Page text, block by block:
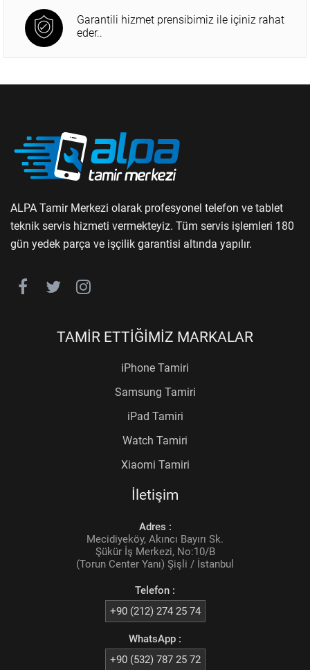
Garantili hizmet prensibimiz ile içiniz rahat
eder..
ALPA Tamir Merkezi olarak profesyonel telefon ve tablet
teknik servis hizmeti vermekteyiz. Tüm servis işlemleri 180
gün yedek parça ve işçilik garantisi altında yapılır.
TAMİR ETTİĞİMİZ MARKALAR
iPhone Tamiri
Samsung Tamiri
iPad Tamiri
Watch Tamiri
Xiaomi Tamiri
İletişim
Adres :
Mecidiyeköy, Akıncı Bayırı Sk.
Şükür İş Merkezi, No:10/B
(Torun Center Yanı) Şişli / İstanbul
Telefon :
+90 (212) 274 25 74
WhatsApp :
+90 (532) 787 25 72